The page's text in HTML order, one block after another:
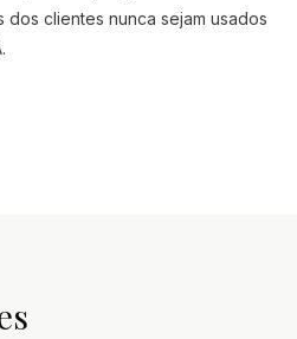
clientes nunca sejam usados